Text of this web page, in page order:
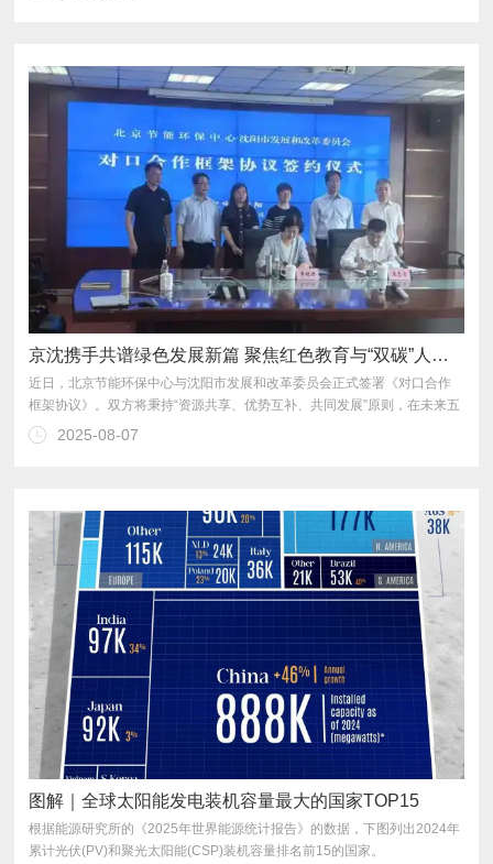
京沈携手共谱绿色发展新篇 聚焦红色教育与“双碳”人才培养
2025-08-07
图解｜全球太阳能发电装机容量最大的国家TOP15
累计光伏(PV)和聚光太阳能(CSP)装机容量排名前15的国家。